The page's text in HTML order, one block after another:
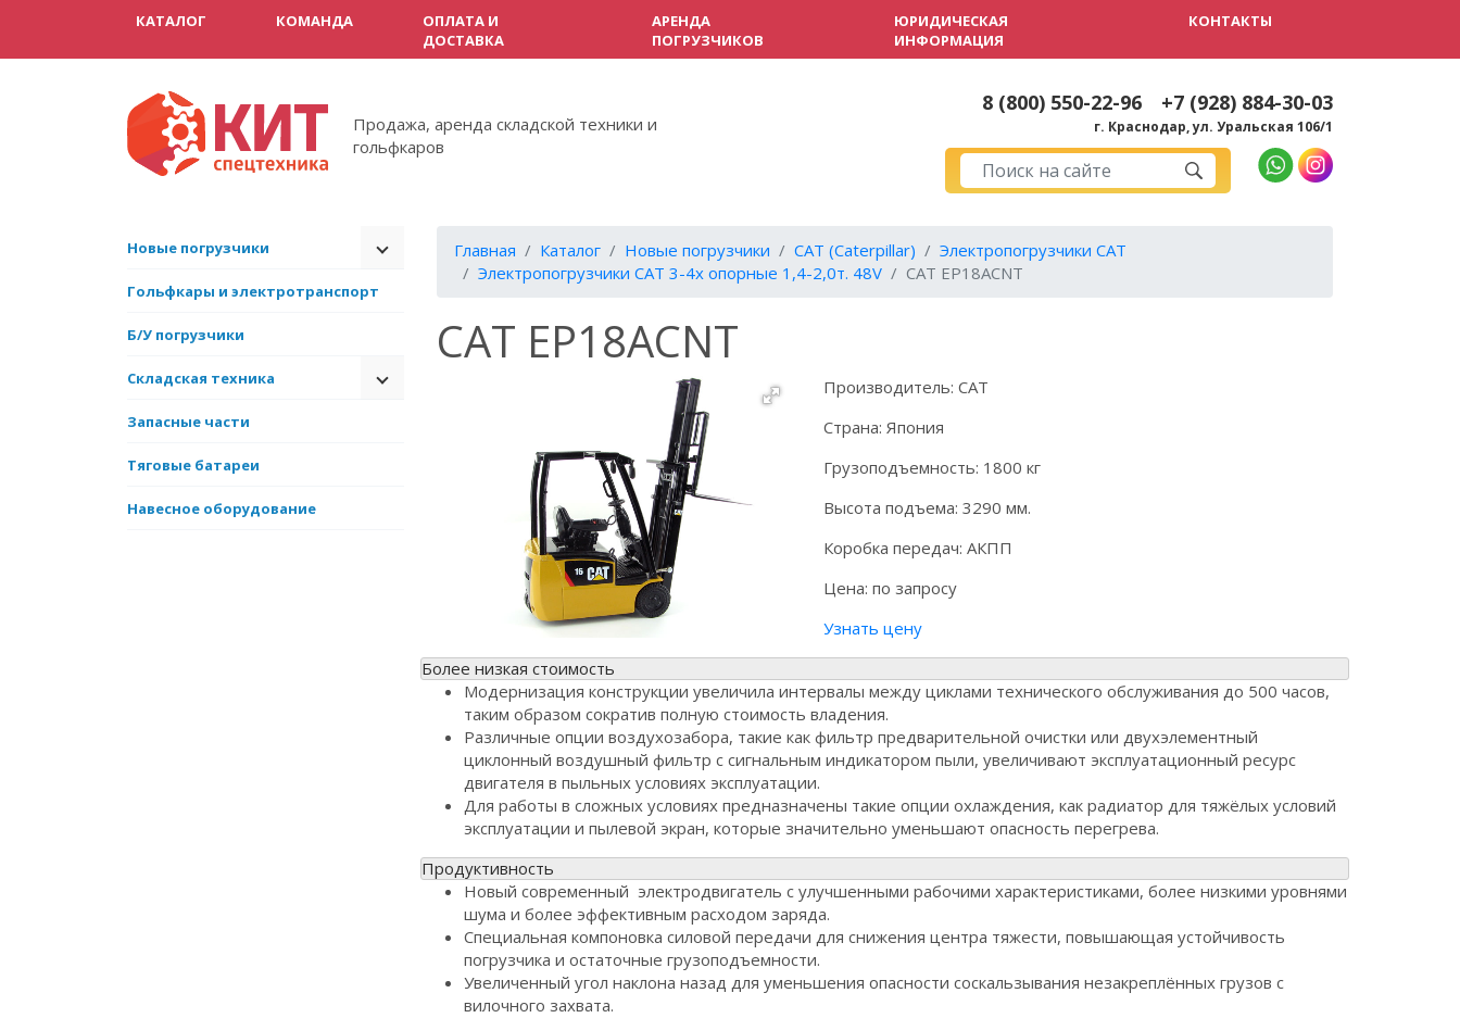
КАТАЛОГ КОМАНДА
ОПЛАТА И
ДОСТАВКА
АРЕНДА
ПОГРУЗЧИКОВ
ЮРИДИЧЕСКАЯ
ИНФОРМАЦИЯ
КОНТАКТЫ
Продажа, аренда складской техники и
гольфкаров
+7 (928) 884-30-03
8 (800) 550-22-96
г. Краснодар, ул. Уральская 106/1
Новые погрузчики
Гольфкары и электротранспорт
Б/У погрузчики
Складская техника
Запасные части
Тяговые батареи
Навесное оборудование
Главная Каталог Новые погрузчики CAT (Caterpillar)
Электропогрузчики CAT
Электропогрузчики CAT 3-4х опорные 1,4-2,0т. 48V
CAT EP18ACNТ
CAT EP18ACNТ
Производитель:CAT
Страна:Япония
Грузоподъемность: 1800 кг
Высота подъема:3290 мм.
Коробка передач:АКПП
Цена:по запросу
Узнать цену
Более низкая стоимость
Модернизация конструкции увеличила интервалы между циклами технического обслуживания до 500 часов,
таким образом сократив полную стоимость владения.
Различные опции воздухозабора, такие как фильтр предварительной очистки или двухэлементный
циклонный воздушный фильтр с сигнальным индикатором пыли, увеличивают эксплуатационный ресурс
двигателя в пыльных условиях эксплуатации.
Для работы в сложных условиях предназначены такие опции охлаждения, как радиатор для тяжёлых условий
эксплуатации и пылевой экран, которые значительно уменьшают опасность перегрева.
Продуктивность
Новый современный электродвигатель с улучшенными рабочими характеристиками, более низкими уровнями
шума и более эффективным расходом заряда.
Специальная компоновка силовой передачи для снижения центра тяжести, повышающая устойчивость
погрузчика и остаточные грузоподъемности.
Увеличенный угол наклона назад для уменьшения опасности соскальзывания незакреплённых грузов с
вилочного захвата.